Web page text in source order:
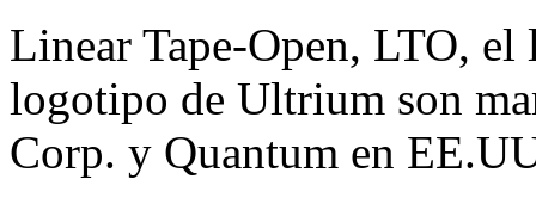
Linear Tape-Open, LTO,
logotipo de Ultrium son
Corp. y Quantum en